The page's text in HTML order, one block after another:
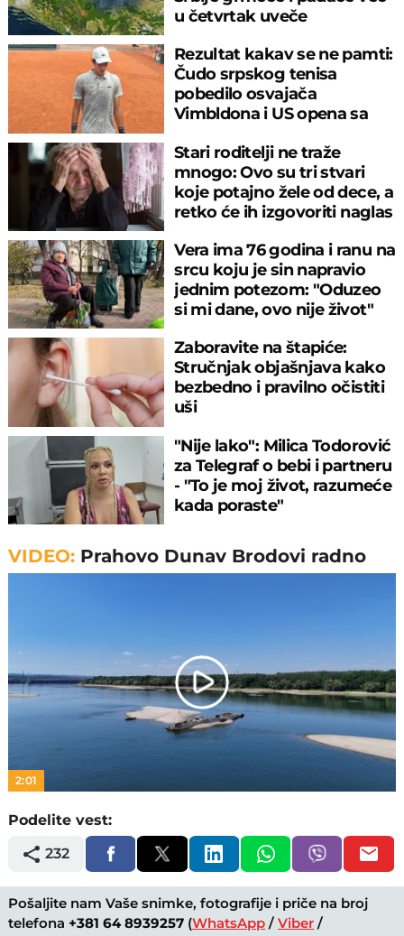
u četvrtak uveče
Rezultat kakav se ne pamti:
Čudo srpskog tenisa
pobedilo osvajača
Vimbldona i US opena sa
Stari roditelji ne traže
mnogo: Ovo su tri stvari
koje potajno žele od dece, a
retko će ih izgovoriti naglas
Vera ima 76 godina i ranu na
srcu koju je sin napravio
jednim potezom: "Oduzeo
si mi dane, ovo nije život"
Zaboravite na štapiće:
Stručnjak objašnjava kako
bezbedno i pravilno očistiti
uši
"Nije lako": Milica Todorović
za Telegraf o bebi i partneru
- "To je moj život, razumeće
kada poraste"
VIDEO: Prahovo Dunav Brodovi radno
Play
Video
2:01
Podelite vest:
232
Pošaljite nam Vaše snimke, fotografije i priče na broj
telefona +381 64 8939257 (WhatsApp /Viber /